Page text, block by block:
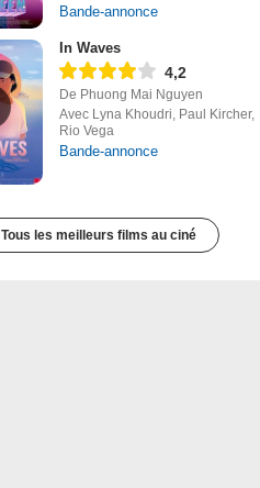
Bande-annonce
In Waves
4,2
De Phuong Mai Nguyen
Avec Lyna Khoudri, Paul Kircher,
Rio Vega
Bande-annonce
Tous les meilleurs films au ciné